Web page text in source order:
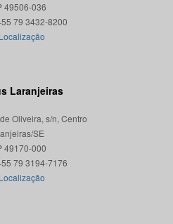
49506-036
Localização
Laranjeiras
Oliveira, s/n, Centro
SE
49170-000
Localização